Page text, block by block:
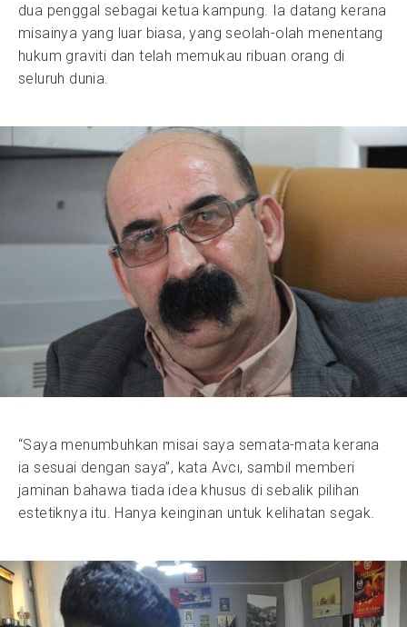
dua penggal sebagai ketua kampung. Ia datang kerana
misainya yang luar biasa, yang seolah-olah menentang
hukum graviti dan telah memukau ribuan orang di
seluruh dunia.
“Saya menumbuhkan misai saya semata-mata kerana
ia sesuai dengan saya”, kata Avcı, sambil memberi
jaminan bahawa tiada idea khusus di sebalik pilihan
estetiknya itu. Hanya keinginan untuk kelihatan segak.